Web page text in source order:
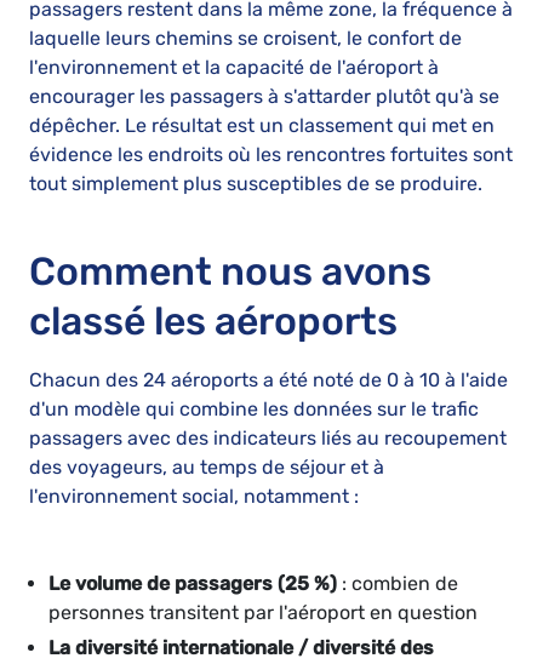
passagers restent dans la même zone, la fréquence à
laquelle leurs chemins se croisent, le confort de
l'environnement et la capacité de l'aéroport à
encourager les passagers à s'attarder plutôt qu'à se
dépêcher. Le résultat est un classement qui met en
évidence les endroits où les rencontres fortuites sont
tout simplement plus susceptibles de se produire.
Comment nous avons
classé les aéroports
Chacun des 24 aéroports a été noté de 0 à 10 à l'aide
d'un modèle qui combine les données sur le trafic
passagers avec des indicateurs liés au recoupement
des voyageurs, au temps de séjour et à
l'environnement social, notamment :
Le volume de passagers (25 %) : combien de
personnes transitent par l'aéroport en question
La diversité internationale / diversité des